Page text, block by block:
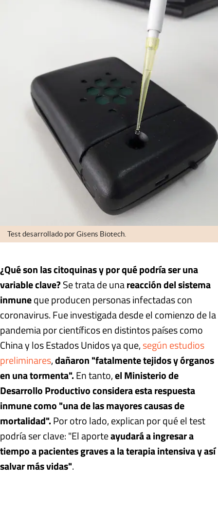
Test desarrollado por Gisens Biotech.
¿Qué son las citoquinas y por qué podría ser una
variable clave?Se trata de unareacción del sistema
inmuneque producen personas infectadas con
coronavirus. Fue investigada desde el comienzo de la
pandemia por científicos en distintos países como
China y los Estados Unidos ya que,según estudios
preliminares,dañaron "fatalmente tejidos y órganos
en una tormenta".En tanto,el Ministerio de
Desarrollo Productivo considera esta respuesta
inmune como "una de las mayores causas de
mortalidad".Por otro lado, explican por qué el test
podría ser clave: "El aporteayudará a ingresar a
tiempo a pacientes graves a la terapia intensiva y así
salvar más vidas".